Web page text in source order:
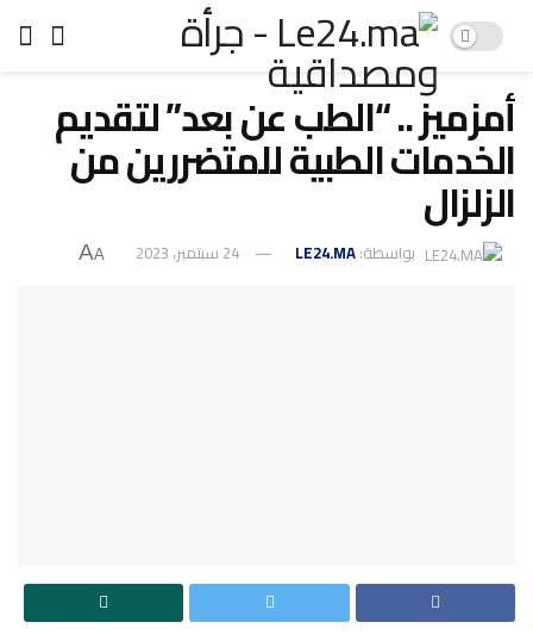
أمزميز .. “الطب عن بعد” لتقديم
الخدمات الطبية للمتضررين من
الزلزال
بواسطة:LE24.MA 24 سبتمبر، 2023 A
A